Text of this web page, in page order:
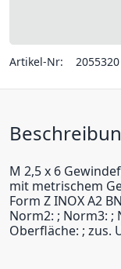
Artikel-Nr: 2055320
M 2,5 x 6
mit metrischem
Form Z INOX A2
Norm2: ; Norm3: ;
Oberfläche: ; zus.